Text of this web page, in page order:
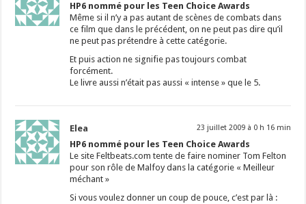
HP6 nommé pour les Teen Choice Awards
Même si il n’y a pas autant de scènes de combats dans
ce film que dans le précédent, on ne peut pas dire qu’il
ne peut pas prétendre à cette catégorie.
Et puis action ne signifie pas toujours combat
forcément.
Le livre aussi n’était pas aussi « intense » que le 5.
Elea 23 juillet 2009 à 0 h 16 min
HP6 nommé pour les Teen Choice Awards
Le site Feltbeats.com tente de faire nominer Tom Felton
pour son rôle de Malfoy dans la catégorie « Meilleur
méchant »
Si vous voulez donner un coup de pouce, c’est par là :